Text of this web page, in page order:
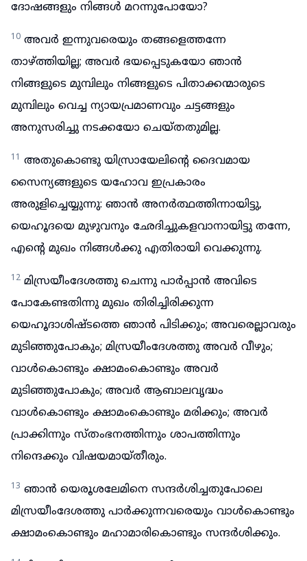
ദോഷങ്ങളും നിങ്ങൾ മറന്നുപോയോ?
10 അവർ ഇന്നുവരെയും തങ്ങളെത്തന്നേ
താഴ്ത്തിയില്ല; അവർ ഭയപ്പെടുകയോ ഞാൻ
നിങ്ങളുടെ മുമ്പിലും നിങ്ങളുടെ പിതാക്കന്മാരുടെ
മുമ്പിലും വെച്ച ന്യായപ്രമാണവും ചട്ടങ്ങളും
അനുസരിച്ചു നടക്കയോ ചെയ്തതുമില്ല.
11 അതുകൊണ്ടു യിസ്രായേലിന്റെ ദൈവമായ
സൈന്യങ്ങളുടെ യഹോവ ഇപ്രകാരം
അരുളിച്ചെയ്യുന്നു: ഞാൻ അനർത്ഥത്തിന്നായിട്ടു,
യെഹൂദയെ മുഴുവനും ഛേദിച്ചുകളവാനായിട്ടു തന്നേ,
എന്റെ മുഖം നിങ്ങൾക്കു എതിരായി വെക്കുന്നു.
12 മിസ്രയീംദേശത്തു ചെന്നു പാർപ്പാൻ അവിടെ
പോകേണ്ടതിന്നു മുഖം തിരിച്ചിരിക്കുന്ന
യെഹൂദാശിഷ്ടത്തെ ഞാൻ പിടിക്കും; അവരെല്ലാവരും
മുടിഞ്ഞുപോകും; മിസ്രയീംദേശത്തു അവർ വീഴും;
വാൾകൊണ്ടും ക്ഷാമംകൊണ്ടും അവർ
മുടിഞ്ഞുപോകും; അവർ ആബാലവൃദ്ധം
വാൾകൊണ്ടും ക്ഷാമംകൊണ്ടും മരിക്കും; അവർ
പ്രാക്കിന്നും സ്തംഭനത്തിന്നും ശാപത്തിന്നും
നിന്ദെക്കും വിഷയമായ്തീരും.
13 ഞാൻ യെരൂശലേമിനെ സന്ദർശിച്ചതുപോലെ
മിസ്രയീംദേശത്തു പാർക്കുന്നവരെയും വാൾകൊണ്ടും
ക്ഷാമംകൊണ്ടും മഹാമാരികൊണ്ടും സന്ദർശിക്കും.